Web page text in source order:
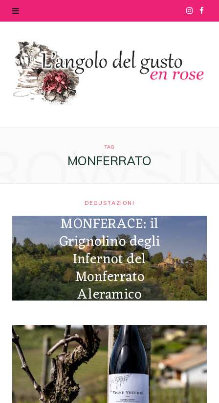
I
t e
TAG
MONFERRATO
DEGUSTAZIONI
MONFERACE: il
Grignolino degli
Infernot del
Monferrato
Aleramico